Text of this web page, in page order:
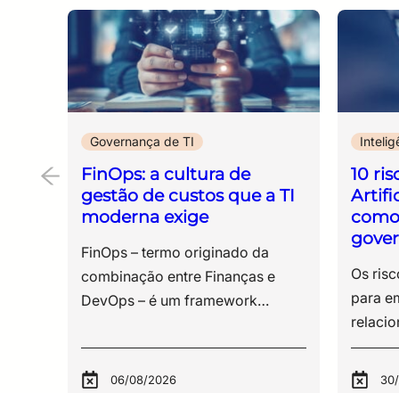
Governança de TI
FinOps: a cultura de
gestão de custos que a TI
moderna exige
FinOps – termo originado da combinação entre Finanças e DevOps – é um framework operacional e uma prática cultural que buscam maximizar o valor de negócio gerado pelos investimentos em tecnologia. A abordagem promove decisões oportunas baseadas em dados e estabelece responsabilidade financeira compartilhada por meio da colaboração entre engenharia, finanças, produtos e áreas de negócio. Embora tenha se consolidado inicialmente na gestão de custos em nuvem, seu escopo pode abranger SaaS, licenciamento, data centers, plataformas de dados, inteligência artificial e outras categorias de tecnologia. Quando aplicado à gestão de custos em nuvem, o FinOps passa a responder a um dos principais desafios da TI corporativa – manter a eficiência operacional em um modelo de consumo variável e descentralizado. Esse cenário está diretamente ligado à forma como a nuvem é utilizada. O modelo sob demanda ampliou a capacidade de escala e trouxe flexibilidade para os negócios, mas também introduziu uma camada adicional de complexidade financeira. Recursos são provisionados em segundos e, nesse mesmo ritmo, acumulam custos que nem sempre são facilmente rastreáveis, atribuíveis ou previsíveis. À medida que esse formato se consolida, surgem desalinhamentos dentro das organizações. As equipes técnicas seguem orientadas por critérios como performance, disponibilidade e arquitetura, enquanto a área financeira lida com oscilações de custo que não acompanham, na mesma proporção, o nível de visibilidade necessário para análise e controle. Esse descompasso se reflete nas faturas mensais com valores elevados, nas variações inesperadas e na dificuldade em estabelecer uma relação direta entre consumo técnico e geração de valor para o negócio. Nesse ambiente, o objetivo do FinOps não é simplesmente gastar menos, mas assegurar que cada unidade monetária investida em tecnologia produza o melhor resultado possível para o negócio. Uma ampliação de custos pode ser justificável quando estiver associada, por exemplo, ao crescimento de receita, à melhoria da experiência do cliente, à redução de riscos ou ao aumento mensurável da capacidade operacional. Diante desse contexto, o FinOps se consolida como uma abordagem estruturada para organizar a gestão de custos em cloud. A prática estabelece uma dinâmica em que decisões técnicas passam a incorporar impacto financeiro, ao mesmo tempo que decisões orçamentárias passam a considerar padrões reais de consumo. Ao longo deste artigo, serão detalhados os fundamentos do FinOps, sua aplicação prática na gestão de custos em cloud e os impactos dessa abordagem na forma como as áreas de tecnologia e finanças operam dentro das organizações. O que é FinOps e por que ele é diferente da gestão tradicional de custos em TI? A gestão de custos em tecnologia sempre existiu, mas o modelo em que ela operava mudou de forma significativa com a adoção da nuvem. No cenário tradicional, baseado em infraestrutura própria, os investimentos eram realizados de forma antecipada. Servidores, armazenamento e licenças eram adquiridos como ativos, com previsibilidade de custo e baixa variação ao longo do tempo. Esse modelo, conhecido como CapEx (capital expenditure), concentrava as decisões financeiras em ciclos mais longos e centralizados. Com a adoção da computação em nuvem, muitas organizações passaram de um modelo predominantemente baseado em investimentos antecipados para outro com maior participação de despesas operacionais e cobrança associada ao consumo. Os recursos passam a ser predominantemente provisionados e consumidos sob demanda, com cobrança relacionada com o uso. No entanto, é importante frisar que tal mudança não elimina completamente o CapEx nem torna todo gasto em nuvem automaticamente classificável como OpEx, pois o tratamento contábil depende da natureza da contratação e das normas aplicáveis. Nos ambientes híbridos, elementos de CapEx e OpEx podem coexistir. Assim, a mudança altera o ponto de controle. Em vez de decisões concentradas na aquisição de infraestrutura, os custos são influenciados diariamente por escolhas técnicas, como configuração de ambientes, volume de processamento, armazenamento e tráfego de dados. Nesse ponto, o FinOps se diferencia da gestão tradicional. Isso porque a prática reorganiza a responsabilidade sobre custos, distribuindo-a entre as equipes envolvidas no uso da tecnologia. Engenheiros, arquitetos e líderes de produto passam a atuar com maior consciência financeira, enquanto a área de finanças ganha visibilidade sobre padrões de consumo e consegue atuar de forma mais estratégica. É um alinhamento responsável por reduzir a distância entre quem consome recursos e quem responde pelo orçamento, criando uma dinâmica mais transparente e eficiente. Para profissionais técnicos, isso representa uma ampliação de escopo. As decisões são avaliadas por critérios de performance e também impacto financeiro. Já para áreas de governança e controle, há maior capacidade de previsão, acompanhamento e ajuste. O FinOps, portanto, não substitui a gestão de custos tradicional, ele a adapta a um ambiente em que consumo e gasto ocorrem de forma simultânea e distribuída. Essa adaptação também amplia o objeto da gestão financeira, que passa a considerar conjuntamente custo, eficiência operacional e valor de negócio, evitando que a redução de despesas seja tratada como objetivo isolado. As três fases do ciclo FinOps A aplicação de FinOps na gestão de custos em nuvem não se dá de forma pontual ou isolada. Trata-se de um processo contínuo, estruturado em etapas que se retroalimentam e permitem a evolução progressiva da maturidade financeira da operação. O ciclo FinOps é geralmente apresentado em três fases: Informar (Inform), Otimizar (Optimize) e Operar (Operate), as quais não constituem uma sequência rígida. Elas são iterativas, podendo ocorrer simultaneamente em diferentes áreas; além de repetidas continuamente à medida que a organização evolui. Cada capacidade FinOps também pode apresentar um nível diferente de maturidade. A seguir, detalhamos as fases e seus objetivos. Informar (Inform): dar visibilidade ao consumo A primeira etapa do FinOps para gestão de custos em nuvem está relacionada com a compreensão do ambiente. Em muitas organizações, a dificuldade de controlar custos não está na ausência de ferramentas, mas na falta de visibilidade estruturada do uso dos recursos. Sem clareza sobre quem consome, quanto consome e com qual finalidade, qualquer tentativa de controle tende a ser superficial. Por isso, o foco inicial está na organização dos dados. Essa etapa envolve práticas como: ● definição de políticas de marcação e classificação de recursos por meio de tags (tagging); ● estruturação de contas e centros de custo; ● utilização assinaturas, projetos, labels, namespaces e outros metadados de faturamento; ● definição de regras para distribuição de custos compartilhados; ● estabelecimento de critérios de alocação de custos por produto, serviço, unidade ou centro de custo; ● consolidação de relatórios financeiros por projeto, equipe ou produto. Com essas informações organizadas, torna-se possível identificar padrões de consumo, acompanhar variações e iniciar a construção de previsibilidade. Otimizar (Optimize): ajustar uso, tarifas e compromissos Com a visibilidade estabelecida, a próxima etapa concentra-se na eficiência. Nesse ponto, a análise dos dados permite identificar distorções no uso dos recursos, como ambientes superdimensionados, instâncias ociosas ou configurações desalinhadas com a real demanda. As ações mais comuns incluem o redimensionamento de recursos (rightsizing), o desligamento de ambientes não utilizados, a otimização de armazenamento, a revisão da arquitetura e a adoção de descontos baseados em compromisso de uso ou gasto, como Reserved Instances, Savings Plans e modelos equivalentes dos provedores. Também podem ser realizadas revisões de contratos e condições comerciais. Aqui, os compromissos de uso ou gasto devem ser cuidadosamente dimensionados – afinal, um valor contratado acima da demanda real pode converter uma economia potencial em desperdício. Por isso, cabe acompanhar de perto os indicadores de cobertura, utilização e vigência dos acordos assumidos. Esta etapa exige proximidade entre equipes técnicas e áreas de negócio, já que ajustes operacionais podem impactar diretamente a experiência do usuário ou a entrega de serviços. 👉 Dica extra da ESR: Gestão de contratos de TI: 5 erros que drenam o orçamento das empresas Operar (Operate): integrar decisões financeiras à rotina A última etapa consolida o FinOps como prática contínua dentro da organização. É a fase em que a gestão financeira não é mais predominantemente reativa, integrando a rotina das equipes. Além disso, o acompanhamento ocorre de forma recorrente, combinando indicadores financeiros, técnicos, operacionais e de valor de negócio. As decisões técnicas passam a considerar o impacto financeiro, com acompanhamento contínuo de orçamento, consumo, previsões e resultados, bem como o alinhamento entre tecnologia, finanças, produtos e áreas de negócio. Ao incorporar custos no dia a dia da operação, a organização passa a atuar com maior controle e consistência, reduzindo variações inesperadas e melhorando a alocação de recursos. Esse ciclo não se encerra. Conforme a operação evolui, novas oportunidades de ajuste surgem, exigindo revisões constantes e aprofundamento das práticas adotadas. 👉 Dica extra da ESR: O que é Edge Computing e qual a sua finalidade? Benefícios que vão além da redução de custos A redução de gastos costuma ser o ponto de entrada para a adoção de FinOps, mas os impactos da prática se estendem para dimensões mais amplas da operação. À medida que a gestão de custos em nuvem se torna estruturada, outros ganhos aparecem de forma consistente. Um dos primeiros efeitos é a melhoria na tomada de decisão. Com acesso a dados mais claros sobre consumo e custo, equipes conseguem avaliar cenários com maior precisão. I
06/08/2026
10
Os riscos da inteligência artificial para empresas estão diretamente relacionados à forma como essas tecnologias são incorporadas ao cotidiano corporativo, muitas vezes sem critérios definidos de uso, controle e validação. A adoção de soluções baseadas em IA, especialmente ferramentas generativas, como ChatGPT, Claude, entre outras, ampliou a capacidade operacional das organizações em diversas frentes, desde a produção de conteúdo até a análise de dados e o suporte à tomada de decisão. Um avanço que ocorreu em ritmo superior à estruturação de regras internas capazes de orientar seu uso. Para entender esse contexto, é importante considerar que, embora a inteligência artificial não tenha surgido recentemente, a forma como ela evoluiu e passou a ser utilizada mudou exponencialmente nos últimos anos. Aplicações que antes estavam restritas a projetos específicos ganharam escala e acessibilidade, sendo utilizadas por equipes diversas no dia a dia. Esse movimento, inclusive, já era observado em iniciativas anteriores ligadas a machine learning e análise de dados, como discutido por nós aqui: Na prática, isso repercutiu em ferramentas de IA já inseridas em processos internos, análises e decisões relevantes, enquanto muitas empresas ainda não estabeleceram: Assim, há um cenário que cria uma dinâmica recorrente, no qual a tecnologia opera dentro da organização antes que exista um modelo formal de governança de IA capaz de orientar seu uso. A partir desse ponto, os riscos se tornam concretos, uma vez que, sem diretrizes claras, a utilização de IA ocorre de forma distribuída e pouco visível para as áreas responsáveis por tecnologia, segurança da informação e compliance. Nesse contexto, dados corporativos podem ser inseridos em plataformas externas, decisões passam a depender de sistemas automatizados e processos críticos incorporam respostas cuja origem nem sempre é rastreável. O ponto central, portanto, não é a tecnologia em si, mas a ausência de critérios que definam como ela deve ser